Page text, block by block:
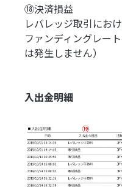
⑱決済損益
レバレッジ取引にお
ファンディングレー
は発生しません）
入出金明細